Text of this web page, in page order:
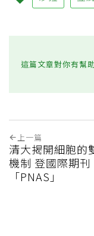
這篇文章對你有幫
上一篇
清大揭開細胞的
機制 登國際期刊
「PNAS」